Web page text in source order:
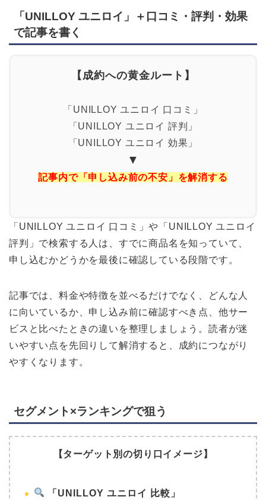
「UNILLOY ユニロイ」＋口コミ・評判・効果
で記事を書く
【成約への黄金ルート】
「UNILLOY ユニロイ 口コミ」
「UNILLOY ユニロイ 評判」
「UNILLOY ユニロイ 効果」
▼
記事内で「申し込み前の不安」を解消する
「UNILLOY ユニロイ 口コミ」や「UNILLOY ユニロイ
評判」で検索する人は、すでに商品名を知っていて、
申し込むかどうかを最後に確認している段階です。
記事では、料金や特徴を並べるだけでなく、どんな人
に向いているか、申し込み前に確認すべき点、他サー
ビスと比べたときの違いを整理しましょう。読者が迷
いやすい点を先回りして解消すると、成約につながり
やすくなります。
セグメント×ランキングで狙う
【ターゲット別の切り口イメージ】
「UNILLOY ユニロイ 比較」